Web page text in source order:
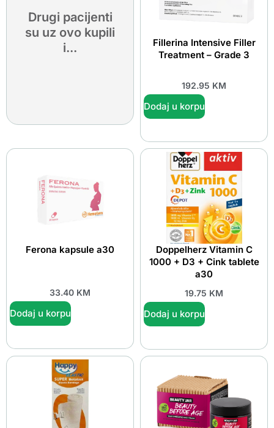
Drugi pacijenti
su uz ovo kupili
i...
Fillerina Intensive Filler
Treatment – Grade 3
192.95 KM
Dodaj u korpu
Ferona kapsule a30
33.40 KM
Dodaj u korpu
Doppelherz Vitamin C
1000 + D3 + Cink tablete
a30
19.75 KM
Dodaj u korpu